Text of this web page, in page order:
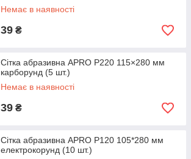
Немає в наявності
39 ₴
Сітка абразивна APRO P220 115×280 мм
карборунд (5 шт.)
Немає в наявності
39 ₴
Сітка абразивна APRO P120 105*280 мм
електрокорунд (10 шт.)